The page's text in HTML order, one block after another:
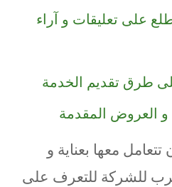
على تعليقات و آراء
طرق تقديم الخدمة
العروض المقدمة
معها بعناية و
للشركة للتعرف على